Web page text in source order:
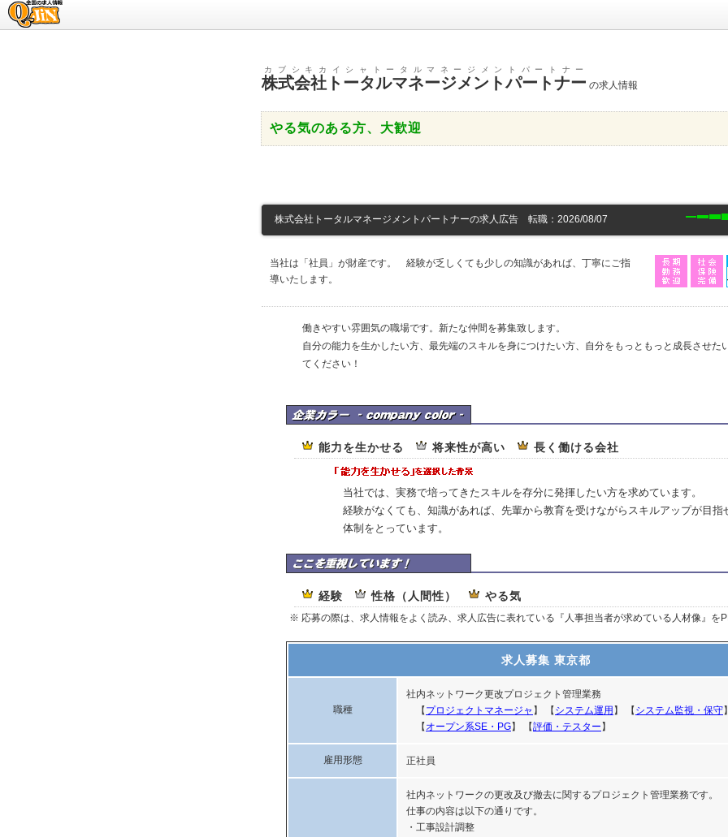
株式会社トータルマネージメントパートナー
カブシキカイシャトータルマネージメントパートナー
の求人情報
求人情報のQ-JiN
やる気のある方、大歓迎
株式会社トータルマネージメントパートナーの求人広告 転職：2026/08/07
当社は「社員」が財産です。 経験が乏しくても少しの知識があれば、丁寧にご指
導いたします。
働きやすい雰囲気の職場です。新たな仲間を募集致します。
自分の能力を生かしたい方、最先端のスキルを身につけたい方、自分をもっともっと成長させた
てください！
株式会社トータルマネージメントパートナーの企業カラー
能力を生かせる 将来性が高い 長く働ける会社
当社では、実務で培ってきたスキルを存分に発揮したい方を求めています。
経験がなくても、知識があれば、先輩から教育を受けながらスキルアップが目指
体制をとっています。
株式会社トータルマネージメントパートナーはここを重視しています
経験 性格（人間性） やる気
※ 応募の際は、求人情報をよく読み、求人広告に表れている『人事担当者が求めている人材像』を
求人募集 東京都
職種
社内ネットワーク更改プロジェクト管理業務
【 プロジェクトマネージャ 】 【 システム運用 】 【 システム監視・保守
【 オープン系SE・PG】 【評価・テスター 】
雇用形態 正社員
社内ネットワークの更改及び撤去に関するプロジェクト管理業務です。
仕事の内容は以下の通りです。
・工事設計調整